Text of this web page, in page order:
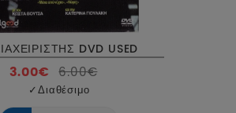
DVD USED
3.00€ 6.00€
✓Διαθέσιμο